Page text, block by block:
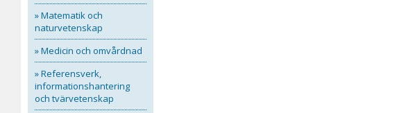
» Matematik och
naturvetenskap
» Medicin och omvårdnad
» Referensverk,
informationshantering
och tvärvetenskap